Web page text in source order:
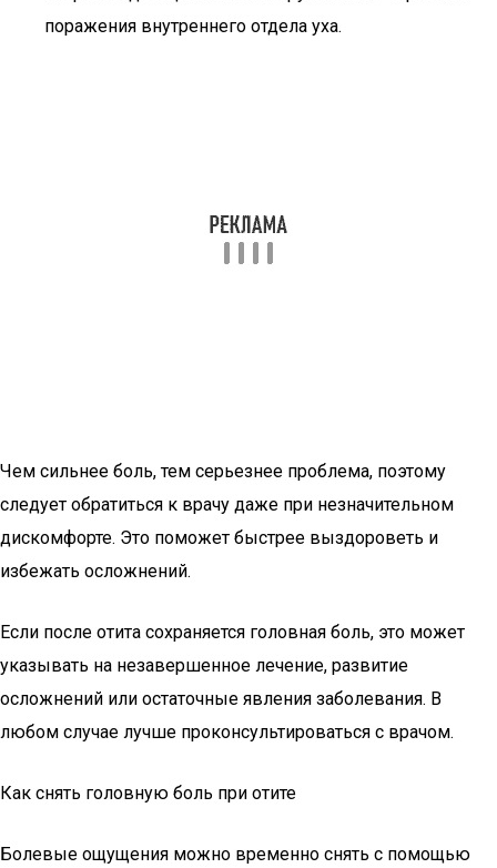
поражения внутреннего отдела уха.
Чем сильнее боль, тем серьезнее проблема, поэтому
следует обратиться к врачу даже при незначительном
дискомфорте. Это поможет быстрее выздороветь и
избежать осложнений.
Если после отита сохраняется головная боль, это может
указывать на незавершенное лечение, развитие
осложнений или остаточные явления заболевания. В
любом случае лучше проконсультироваться с врачом.
Как снять головную боль при отите
Болевые ощущения можно временно снять с помощью